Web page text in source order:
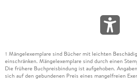
1 Mängelexemplare sind Bücher mit leichten
einschränken. Mängelexemplare sind durch einen
Die frühere Buchpreisbindung ist aufgehoben.
sich auf den gebundenen Preis eines mangelfreien